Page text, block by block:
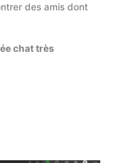
des amis dont
chat très